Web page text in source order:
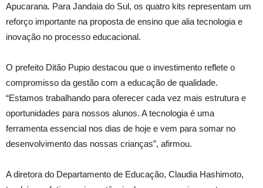
Apucarana. Para Jandaia do Sul, os quatro kits representam um
reforço importante na proposta de ensino que alia tecnologia e
inovação no processo educacional.
O prefeito Ditão Pupio destacou que o investimento reflete o
compromisso da gestão com a educação de qualidade.
“Estamos trabalhando para oferecer cada vez mais estrutura e
oportunidades para nossos alunos. A tecnologia é uma
ferramenta essencial nos dias de hoje e vem para somar no
desenvolvimento das nossas crianças”, afirmou.
A diretora do Departamento de Educação, Claudia Hashimoto,